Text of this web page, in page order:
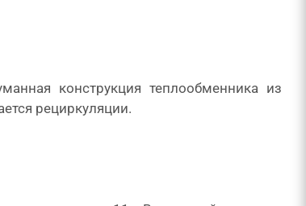
конструкция теплообменника из
рециркуляции.